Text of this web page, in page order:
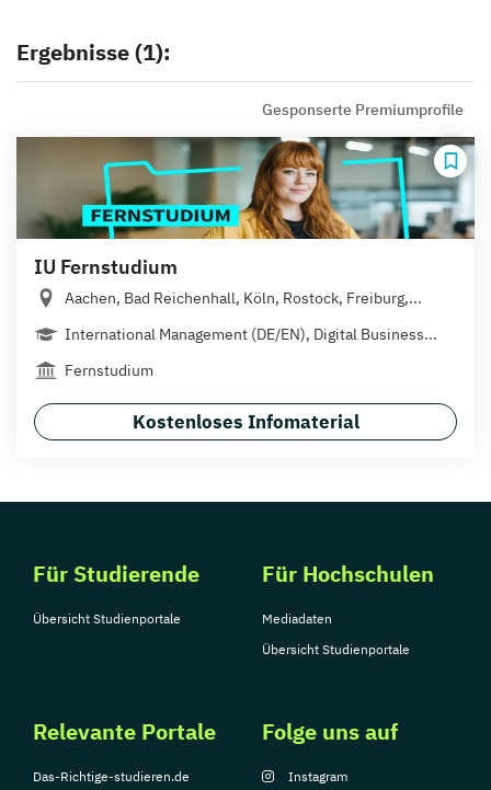
Ergebnisse (1):
Gesponserte Premiumprofile
IU Fernstudium
Aachen, Bad Reichenhall, Köln, Rostock, Freiburg,...
International Management (DE/EN), Digital Business...
Fernstudium
Kostenloses Infomaterial
Für Studierende
Übersicht Studienportale
Für Hochschulen
Mediadaten
Übersicht Studienportale
Relevante Portale
Das-Richtige-studieren.de
Folge uns auf
Instagram